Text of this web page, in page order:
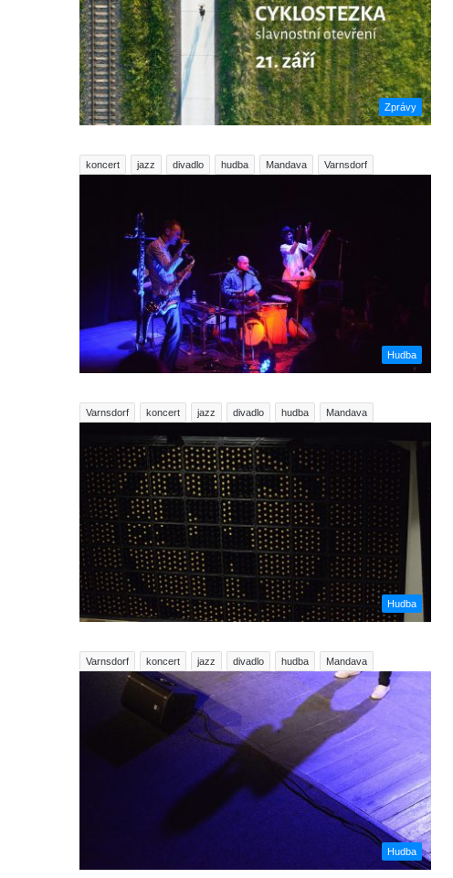
Zprávy
koncert jazz divadlo hudba Mandava Varnsdorf
Hudba
Varnsdorf koncert jazz divadlo hudba Mandava
Hudba
Varnsdorf koncert jazz divadlo hudba Mandava
Hudba